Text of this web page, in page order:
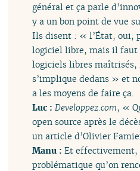
général et ça parle
y a un bon point de vue
Ils disent : « l’État, oui,
logiciel libre, mais il faut
logiciels libres maîtrisés,
s’implique dedans » et
a les moyens de faire ça.
Luc : Developpez.com, «
open source après le
un article d’Olivier
Manu :Et effectivement,
problématique qu’on